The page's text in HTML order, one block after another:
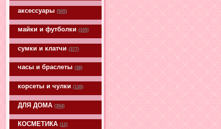
аксессуары (505)
майки и футболки (105)
сумки и клатчи (377)
часы и браслеты (38)
корсеты и чулки (130)
ДЛЯ ДОМА (394)
КОСМЕТИКА (12)